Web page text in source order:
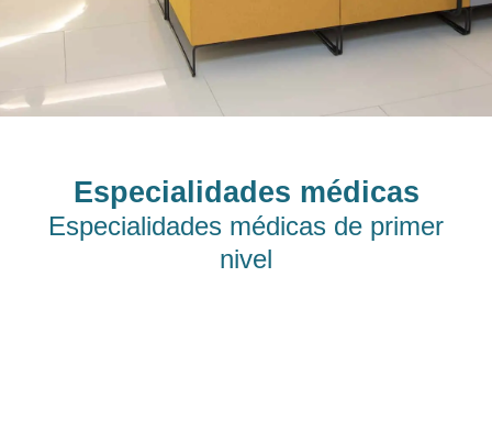
Especialidades médicas
Especialidades médicas de primer
nivel